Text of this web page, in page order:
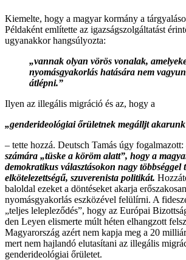
Kiemelte, hogy a magyar kormány a
Példaként említette az igazságszolgáltatást
ugyanakkor hangsúlyozta:
„vannak olyan vörös vonalak,
nyomásgyakorlás hatására nem
átlépni.”
Ilyen az illegális migráció és az, hogy a
„genderideológiai őrületnek megálljt
– tette hozzá. Deutsch Tamás úgy fogalmazott:
számára „tüske a köröm alatt”, hogy a
demokratikus választásokon nagy többséggel
elkötelezettségű, szuverenista politikát.
baloldal ezeket a döntéseket akarja
nyomásgyakorlás eszközével felülírni. A
„teljes lelepleződés”, hogy az Európai
den Leyen elismerte múlt héten elhangzott
Magyarország azért nem kapja meg a 20
mert nem hajlandó elutasítani az illegális
genderideológiai őrületet.